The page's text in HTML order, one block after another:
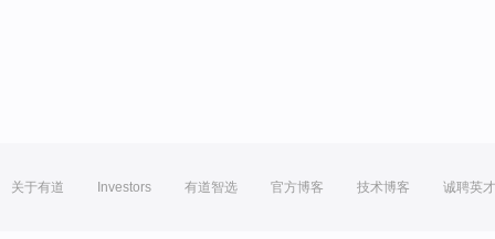
关于有道 Investors 有道智选 官方博客 技术博客 诚聘英才